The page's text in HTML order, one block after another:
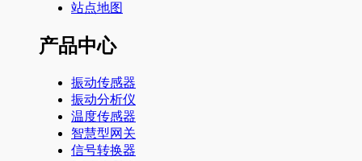
站点地图
产品中心
振动传感器
振动分析仪
温度传感器
智慧型网关
信号转换器